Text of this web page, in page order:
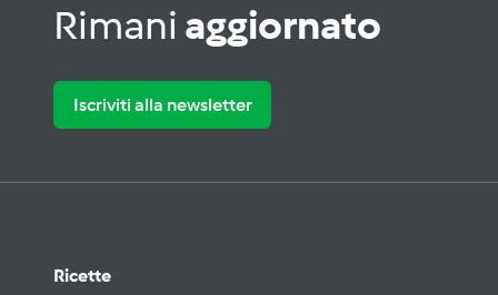
Rimani aggiornato
Iscriviti alla newsletter
Ricette